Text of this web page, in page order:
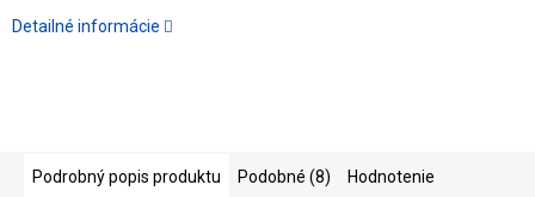
Detailné informácie
Podrobný popis produktu Podobné (8) Hodnotenie